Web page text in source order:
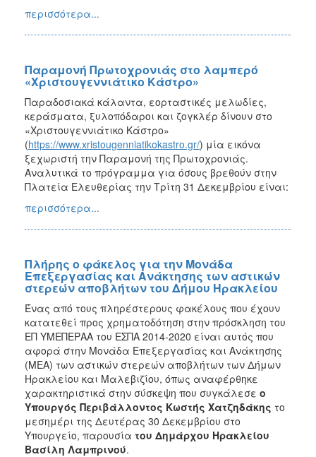
περισσότερα...
Παραμονή Πρωτοχρονιάς στο λαμπερό
«Χριστουγεννιάτικο Κάστρο»
Παραδοσιακά κάλαντα, εορταστικές μελωδίες,
κεράσματα, ξυλοπόδαροι και ζογκλέρ δίνουν στο
«Χριστουγεννιάτικο Κάστρο»
(https://www.xristougenniatikokastro.gr/) μία εικόνα
ξεχωριστή την Παραμονή της Πρωτοχρονιάς.
Αναλυτικά το πρόγραμμα για όσους βρεθούν στην
Πλατεία Ελευθερίας την Τρίτη 31 Δεκεμβρίου είναι:
περισσότερα...
Πλήρης ο φάκελος για την Μονάδα
Επεξεργασίας και Ανάκτησης των αστικών
στερεών αποβλήτων του Δήμου Ηρακλείου
Ένας από τους πληρέστερους φακέλους που έχουν
κατατεθεί προς χρηματοδότηση στην πρόσκληση του
ΕΠ ΥΜΕΠΕΡΑΑ του ΕΣΠΑ 2014-2020 είναι αυτός που
αφορά στην Μονάδα Επεξεργασίας και Ανάκτησης
(ΜΕΑ) των αστικών στερεών αποβλήτων των Δήμων
Ηρακλείου και Μαλεβιζίου, όπως αναφέρθηκε
χαρακτηριστικά στην σύσκεψη που συγκάλεσε ο
Υπουργός Περιβάλλοντος Κωστής Χατζηδάκης το
μεσημέρι της Δευτέρας 30 Δεκεμβρίου στο
Υπουργείο, παρουσία του Δημάρχου Ηρακλείου
Βασίλη Λαμπρινού.